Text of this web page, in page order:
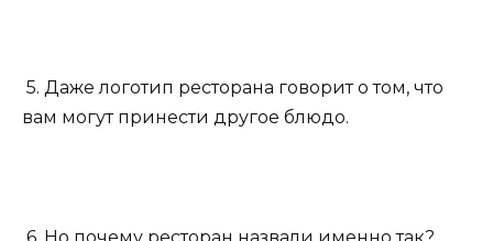
5. Даже логотип ресторана говорит о том, что
вам могут принести другое блюдо.
6. Но почему ресторан назвали именно так?